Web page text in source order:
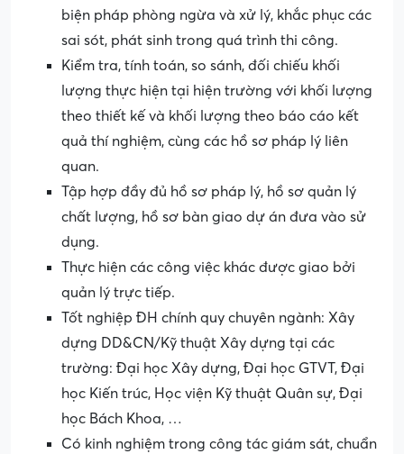
biện pháp phòng ngừa và xử lý, khắc phục các
sai sót, phát sinh trong quá trình thi công.
Kiểm tra, tính toán, so sánh, đối chiếu khối
lượng thực hiện tại hiện trường với khối lượng
theo thiết kế và khối lượng theo báo cáo kết
quả thí nghiệm, cùng các hồ sơ pháp lý liên
quan.
Tập hợp đầy đủ hồ sơ pháp lý, hồ sơ quản lý
chất lượng, hồ sơ bàn giao dự án đưa vào sử
dụng.
Thực hiện các công việc khác được giao bởi
quản lý trực tiếp.
Tốt nghiệp ĐH chính quy chuyên ngành: Xây
dựng DD&CN/Kỹ thuật Xây dựng tại các
trường: Đại học Xây dựng, Đại học GTVT, Đại
học Kiến trúc, Học viện Kỹ thuật Quân sự, Đại
học Bách Khoa, …
Có kinh nghiệm trong công tác giám sát, chuẩn